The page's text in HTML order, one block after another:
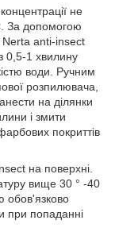
не
За допомогою
Nerta anti-insect
0,5-1 хвилину
води. Ручним
розпилювача,
на ділянки
і змити
покриттів
на поверхні.
вище 30 ° -40
обов'язково
при попаданні